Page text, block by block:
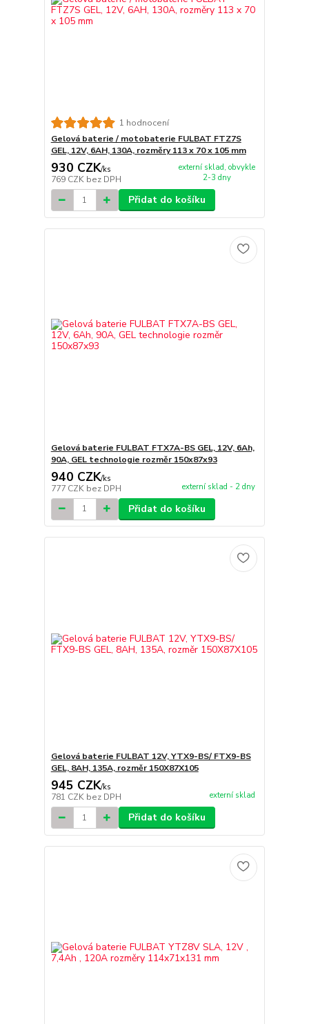
1 hodnocení
Gelová baterie / motobaterie FULBAT FTZ7S
GEL, 12V, 6AH, 130A, rozměry 113 x 70 x 105 mm
930 CZK/ks
769 CZK bez DPH
externí sklad, obvykle
2-3 dny
Přidat do košíku
Gelová baterie FULBAT FTX7A-BS GEL, 12V, 6Ah,
90A, GEL technologie rozměr 150x87x93
940 CZK/ks
777 CZK bez DPH externí sklad - 2 dny
Přidat do košíku
Gelová baterie FULBAT 12V, YTX9-BS/ FTX9-BS
GEL, 8AH, 135A, rozměr 150X87X105
945 CZK/ks
781 CZK bez DPH externí sklad
Přidat do košíku